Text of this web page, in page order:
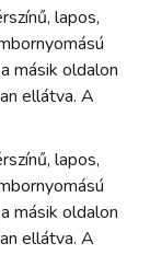
lapos,
másik oldalon
ellátva. A
lapos,
másik oldalon
ellátva. A